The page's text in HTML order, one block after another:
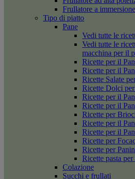
Frullatore a immersione
Tipo di piatto
Pane
Vedi tutte le
Vedi tutte le
macchina per il
Ricette per il
Ricette per il
Ricette Salate
Ricette Dolci
Ricette per il
Ricette per il
Ricette per
Ricette per il
Ricette per il
Ricette per
Ricette per
Ricette pasta per
Colazione
Succhi e frullati